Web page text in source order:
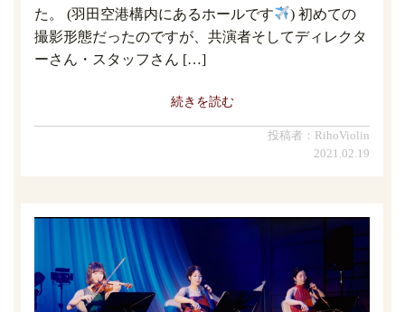
た。 (羽田空港構内にあるホールです
) 初めての
撮影形態だったのですが、共演者そしてディレクタ
ーさん・スタッフさん […]
続きを読む
投稿者：RihoViolin
2021.02.19